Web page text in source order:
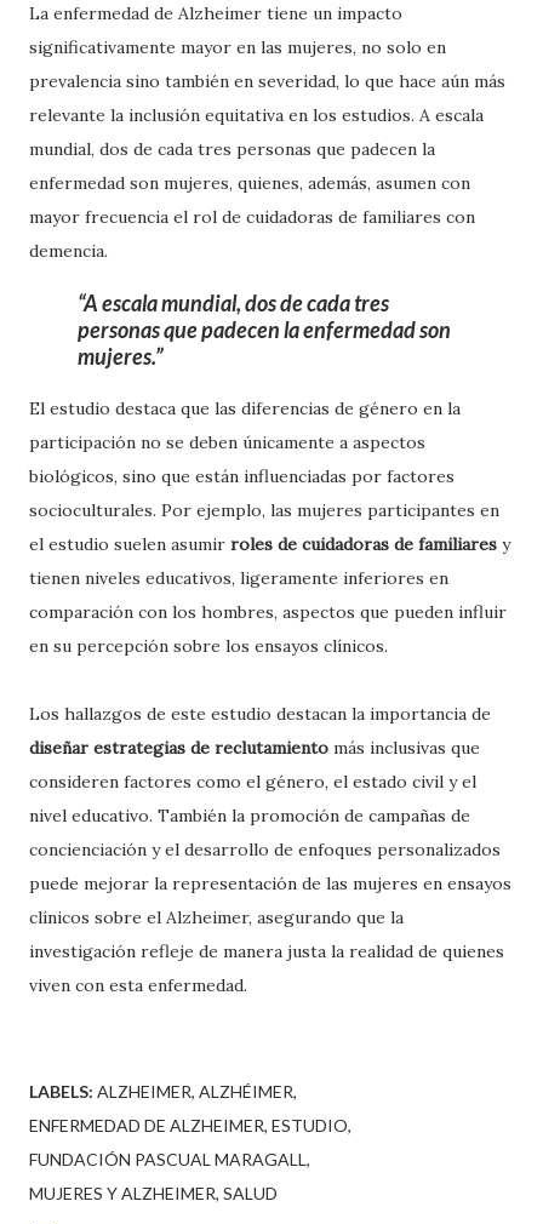
La enfermedad de Alzheimer tiene un impacto
significativamente mayor en las mujeres, no solo en
prevalencia sino también en severidad, lo que hace aún más
relevante la inclusión equitativa en los estudios. A escala
mundial, dos de cada tres personas que padecen la
enfermedad son mujeres, quienes, además, asumen con
mayor frecuencia el rol de cuidadoras de familiares con
demencia.
A escala mundial, dos de cada tres
personas que padecen la enfermedad son
mujeres.
El estudio destaca que las diferencias de género en la
participación no se deben únicamente a aspectos
biológicos, sino que están influenciadas por factores
socioculturales. Por ejemplo, las mujeres participantes en
el estudio suelen asumir roles de cuidadoras de familiares y
tienen niveles educativos, ligeramente inferiores en
comparación con los hombres, aspectos que pueden influir
en su percepción sobre los ensayos clínicos.
Los hallazgos de este estudio destacan la importancia de
diseñar estrategias de reclutamiento más inclusivas que
consideren factores como el género, el estado civil y el
nivel educativo. También la promoción de campañas de
concienciación y el desarrollo de enfoques personalizados
puede mejorar la representación de las mujeres en ensayos
clínicos sobre el Alzheimer, asegurando que la
investigación refleje de manera justa la realidad de quienes
viven con esta enfermedad.
LABELS: ALZHEIMER ALZHÉIMER
ENFERMEDAD DE ALZHEIMER ESTUDIO
FUNDACIÓN PASCUAL MARAGALL
MUJERES Y ALZHEIMER SALUD